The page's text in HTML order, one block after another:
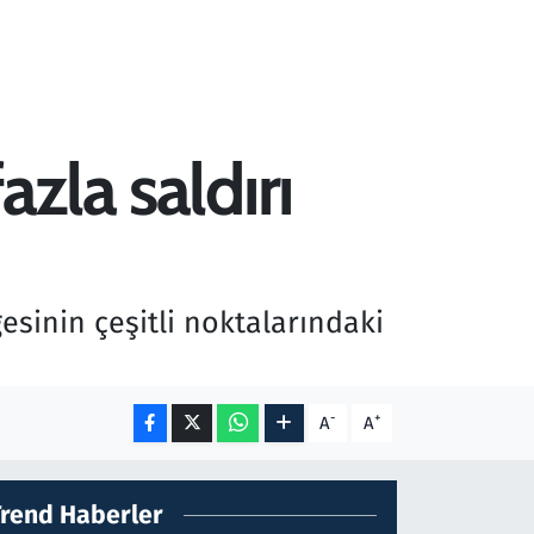
saldırı
çeşitli noktalarındaki
A- A+
Haberler